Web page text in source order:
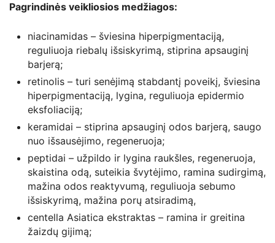
Pagrindinės veikliosios medžiagos:
niacinamidas – šviesina hiperpigmentaciją,
reguliuoja riebalų išsiskyrimą, stiprina apsauginį
barjerą;
retinolis – turi senėjimą stabdantį poveikį, šviesina
hiperpigmentaciją, lygina, reguliuoja epidermio
eksfoliaciją;
keramidai – stiprina apsauginį odos barjerą, saugo
nuo išsausėjimo, regeneruoja;
peptidai – užpildo ir lygina raukšles, regeneruoja,
skaistina odą, suteikia švytėjimo, ramina sudirgimą,
mažina odos reaktyvumą, reguliuoja sebumo
išsiskyrimą, mažina porų atsiradimą,
centella Asiatica ekstraktas – ramina ir greitina
žaizdų gijimą;